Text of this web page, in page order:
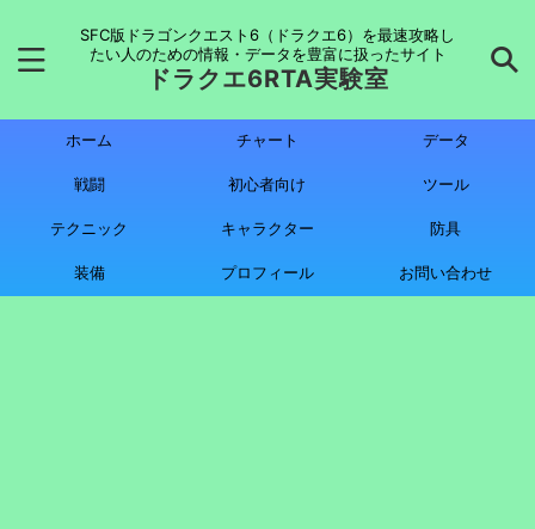
SFC版ドラゴンクエスト6（ドラクエ6）を最速攻略し
たい人のための情報・データを豊富に扱ったサイト
ドラクエ6RTA実験室
ホーム チャート データ
戦闘 初心者向け ツール
テクニック キャラクター 防具
装備 プロフィール お問い合わせ